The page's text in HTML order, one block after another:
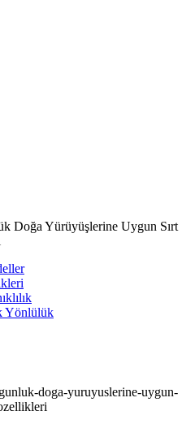
Doğa Yürüyüşlerine Uygun Sırt
Yönlülük
doga-yuruyuslerine-uygun-